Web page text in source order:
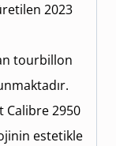
2023
tourbillon
Calibre 2950
estetikle